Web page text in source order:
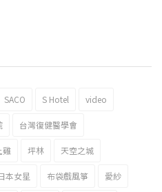
節「風在石起」霸氣回歸
SACO S Hotel video
台灣復健醫學會
雞 坪林 天空之城
本女星 布袋戲風箏 愛紗